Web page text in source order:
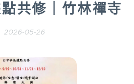
共修｜竹林禪寺
2026-05-26